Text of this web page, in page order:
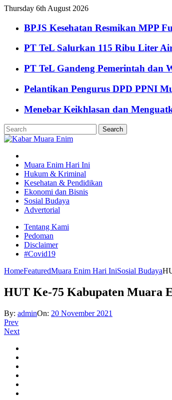
Thursday 6th August 2026
BPJS Kesehatan Resmikan MPP
PT TeL Salurkan 115 Ribu Liter
PT TeL Gandeng Pemerintah dan
Pelantikan Pengurus DPD PPNI
Menebar Keikhlasan dan
Muara Enim Hari Ini
Hukum & Kriminal
Kesehatan & Pendidikan
Ekonomi dan Bisnis
Sosial Budaya
Advertorial
Tentang Kami
Pedoman
Disclaimer
#Covid19
HomeFeaturedMuara Enim Hari IniSosial Budaya
HUT Ke-75 Kabupaten Muara
By: adminOn: 20 November 2021
Prev
Next